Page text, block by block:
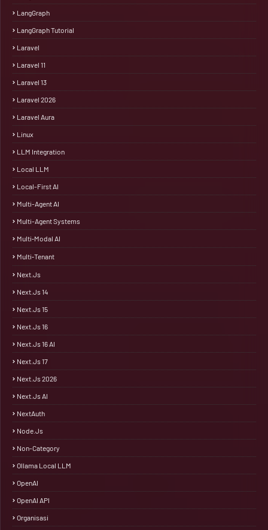
LangGraph
LangGraph Tutorial
Laravel
Laravel 11
Laravel 13
Laravel 2026
Laravel Aura
Linux
LLM Integration
Local LLM
Local-First AI
Multi-Agent AI
Multi-Agent Systems
Multi‑Modal AI
Multi‑Tenant
Next.js
Next.js 14
Next.js 15
Next.js 16
Next.js 16 AI
Next.js 17
Next.js 2026
Next.js AI
NextAuth
Node.js
Non-Category
Ollama Local LLM
OpenAI
OpenAI API
Organisasi